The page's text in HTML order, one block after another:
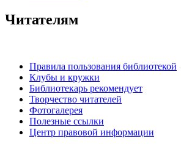
Читателям
Правила пользования библиотекой
Клубы и кружки
Библиотекарь рекомендует
Творчество читателей
Фотогалерея
Полезные ссылки
Центр правовой информации